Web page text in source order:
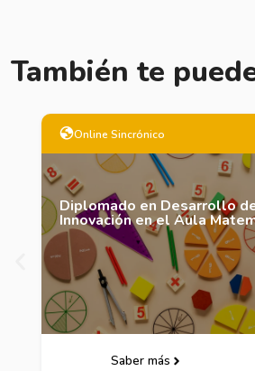
También te
Online Sincrónico
Diplomado en Desarrollo de
Innovación en el Aula
Saber más